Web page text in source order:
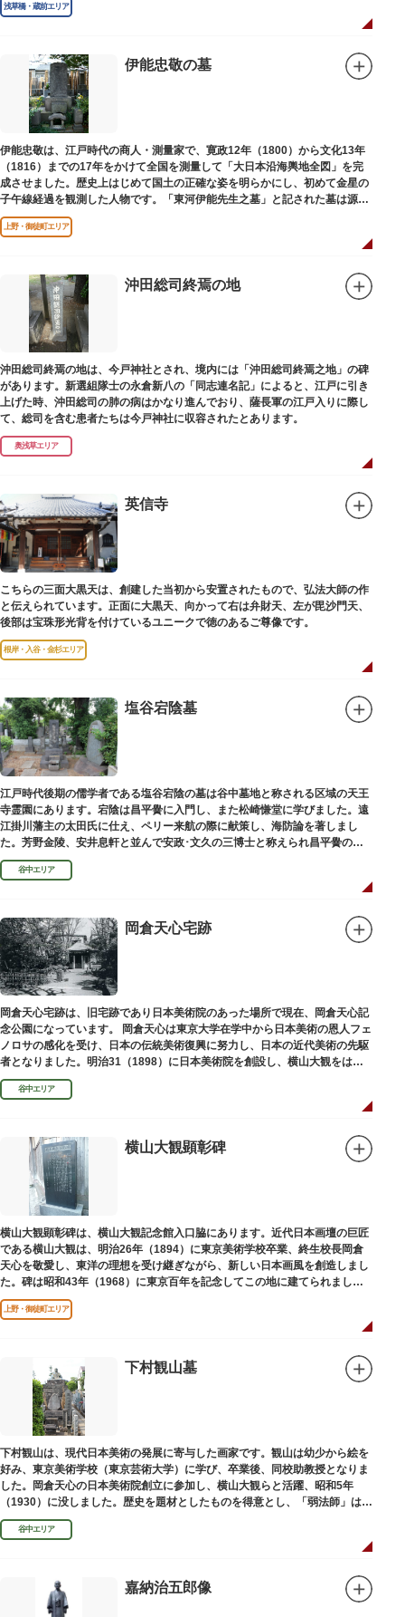
浅草橋・蔵前エリア
伊能忠敬の墓
伊能忠敬は、江戸時代の商人・測量家で、寛政12年（1800）から文化13年
（1816）までの17年をかけて全国を測量して「大日本沿海輿地全図」を完
成させました。歴史上はじめて国土の正確な姿を明らかにし、初めて金星の
子午線経過を観測した人物です。「東河伊能先生之墓」と記された墓は源空
寺（げんくうじ）にあります。
上野・御徒町エリア
沖田総司終焉の地
沖田総司終焉の地は、今戸神社とされ、境内には「沖田総司終焉之地」の碑
があります。新選組隊士の永倉新八の「同志連名記」によると、江戸に引き
上げた時、沖田総司の肺の病はかなり進んでおり、薩長軍の江戸入りに際し
て、総司を含む患者たちは今戸神社に収容されたとあります。
奥浅草エリア
英信寺
こちらの三面大黒天は、創建した当初から安置されたもので、弘法大師の作
と伝えられています。正面に大黒天、向かって右は弁財天、左が毘沙門天、
後部は宝珠形光背を付けているユニークで徳のあるご尊像です。
根岸・入谷・金杉エリア
塩谷宕陰墓
江戸時代後期の儒学者である塩谷宕陰の墓は谷中墓地と称される区域の天王
寺霊園にあります。宕陰は昌平黌に入門し、また松崎慊堂に学びました。遠
江掛川藩主の太田氏に仕え、ペリー来航の際に献策し、海防論を著しまし
た。芳野金陵、安井息軒と並んで安政･文久の三博士と称えられ昌平黌の教
授として多くの文人を育て、慶応3年 （1867）に没しました。
谷中エリア
岡倉天心宅跡
岡倉天心宅跡は、旧宅跡であり日本美術院のあった場所で現在、岡倉天心記
念公園になっています。 岡倉天心は東京大学在学中から日本美術の恩人フェ
ノロサの感化を受け、日本の伝統美術復興に努力し、日本の近代美術の先駆
者となりました。明治31（1898）に日本美術院を創設し、横山大観をはじ
め優れた画家を世に送り出しました。
谷中エリア
横山大観顕彰碑
横山大観顕彰碑は、横山大観記念館入口脇にあります。近代日本画壇の巨匠
である横山大観は、明治26年（1894）に東京美術学校卒業、終生校長岡倉
天心を敬愛し、東洋の理想を受け継ぎながら、新しい日本画風を創造しまし
た。碑は昭和43年（1968）に東京百年を記念してこの地に建てられまし
た。
上野・御徒町エリア
下村観山墓
下村観山は、現代日本美術の発展に寄与した画家です。観山は幼少から絵を
好み、東京美術学校（東京芸術大学）に学び、卒業後、同校助教授となりま
した。岡倉天心の日本美術院創立に参加し、横山大観らと活躍、昭和5年
（1930）に没しました。歴史を題材としたものを得意とし、「弱法師」は代
表作です。お墓は安立寺（あんりゅうじ）にあります。
谷中エリア
嘉納治五郎像